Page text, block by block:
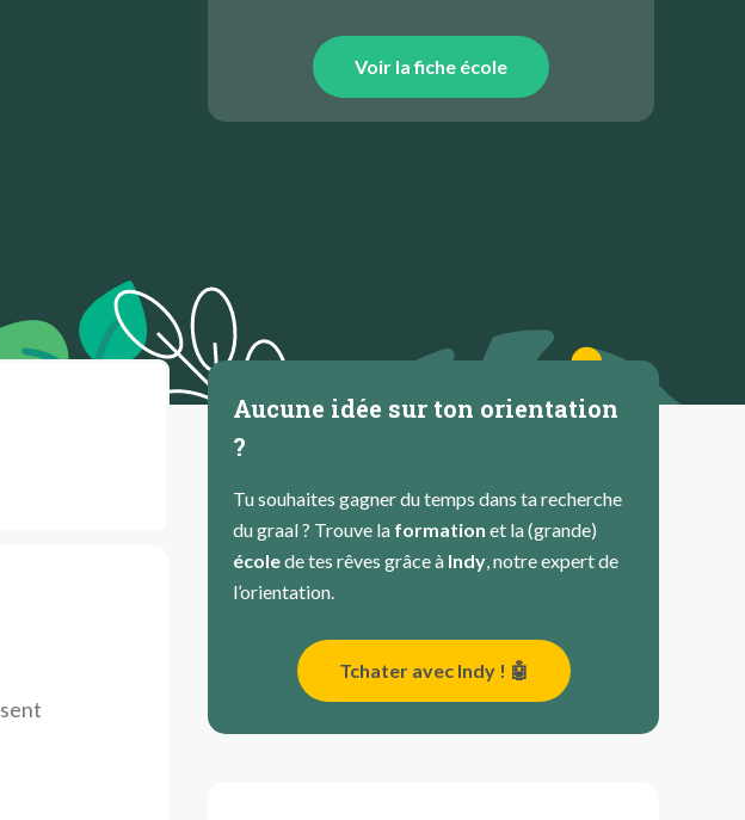
Voir la fiche école
Aucune idée sur ton orientation
?
Tu souhaites gagner du temps dans ta recherche
du graal ? Trouve la formation et la (grande)
écolede tes rêves grâce à Indy, notre expert de
l’orientation.
Tchater avec Indy ! 🤖